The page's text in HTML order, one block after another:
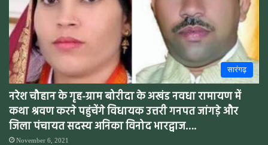
सारंगढ़
नरेश चौहान के गृह-ग्राम बोरीदा के अखंड नवधा रामायण में
कथा श्रवण करने पहुंचेंगे विधायक उत्तरी गनपत जांगड़े और
जिला पंचायत सदस्य अनिका विनोद भारद्वाज….
November 6, 2021